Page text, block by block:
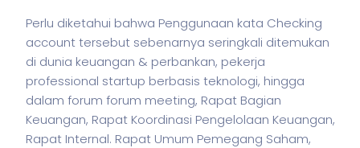
Perlu diketahui bahwa Penggunaan kata Checking
account tersebut sebenarnya seringkali ditemukan
di dunia keuangan & perbankan, pekerja
professional startup berbasis teknologi, hingga
dalam forum forum meeting, Rapat Bagian
Keuangan, Rapat Koordinasi Pengelolaan Keuangan,
Rapat Internal. Rapat Umum Pemegang Saham,